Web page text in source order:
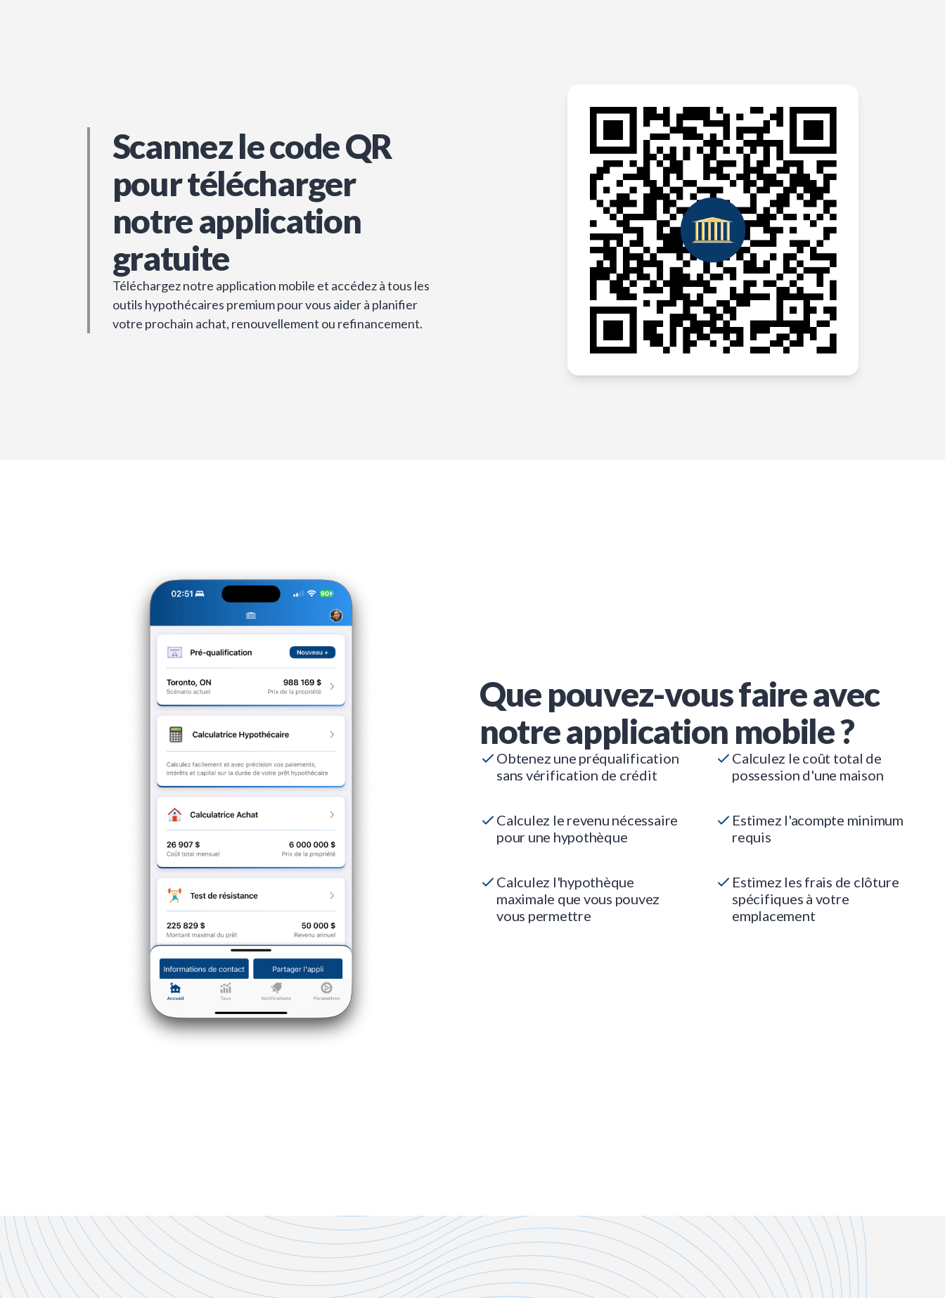
Scannez le code QR
pour télécharger
notre application
gratuite
Téléchargez notre application mobile et accédez à tous les
outils hypothécaires premium pour vous aider à planifier
votre prochain achat, renouvellement ou refinancement.
Que pouvez-vous faire avec
notre application mobile ?
Obtenez une préqualification
sans vérification de crédit
Calculez le coût total de
possession d'une maison
Calculez le revenu nécessaire
pour une hypothèque
Estimez l'acompte minimum
requis
Calculez l'hypothèque
maximale que vous pouvez
vous permettre
Estimez les frais de clôture
spécifiques à votre
emplacement